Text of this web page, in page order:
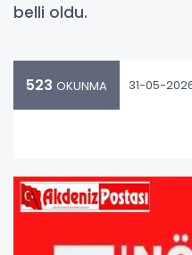
belli oldu.
523 OKUNMA 31-05-